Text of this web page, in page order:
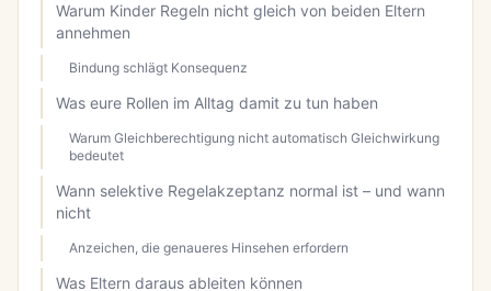
Warum Kinder Regeln nicht gleich von beiden Eltern
annehmen
Bindung schlägt Konsequenz
Was eure Rollen im Alltag damit zu tun haben
Warum Gleichberechtigung nicht automatisch Gleichwirkung
bedeutet
Wann selektive Regelakzeptanz normal ist – und wann
nicht
Anzeichen, die genaueres Hinsehen erfordern
Was Eltern daraus ableiten können